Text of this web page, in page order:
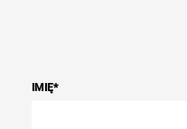
IMIĘ*